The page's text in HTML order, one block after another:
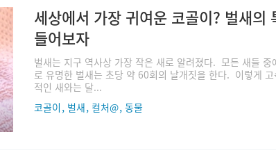
세상에서 가장 귀여운 코골이? 벌새의
들어보자
벌새는 지구 역사상 가장 작은 새로 알려졌다. 모든 새들
로 유명한 벌새는 초당 약 60회의 날개짓을 한다. 이렇게
적인 새와는 달...
코골이, 벌새, 컬처@, 동물